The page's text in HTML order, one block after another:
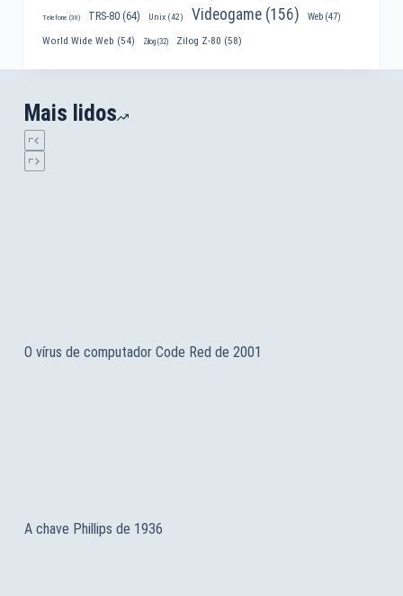
Telefone (30) TRS-80(64) Unix(42) Videogame(156) Web(47)
World Wide Web (54) Zilog(32) Zilog Z-80 (58)
Mais lidos
O vírus de computador Code Red de 2001
A chave Phillips de 1936